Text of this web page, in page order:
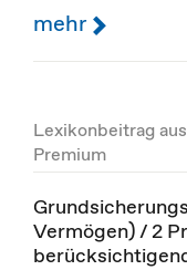
mehr
Lexikonbeitrag
Premium
Vermögen) / 2